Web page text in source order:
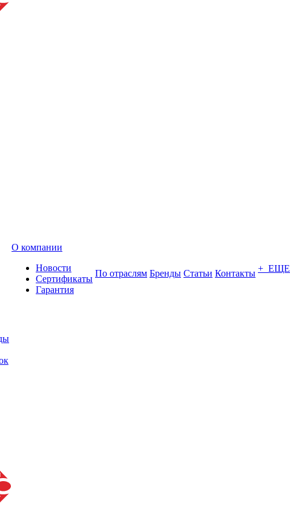
О компании
Новости
Сертификаты
Гарантия
По отраслям Бренды Статьи Контакты + ЕЩЕ